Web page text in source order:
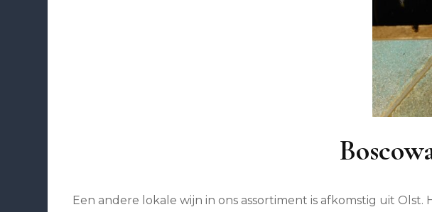
Een andere lokale wijn in ons assortiment is afkomstig uit